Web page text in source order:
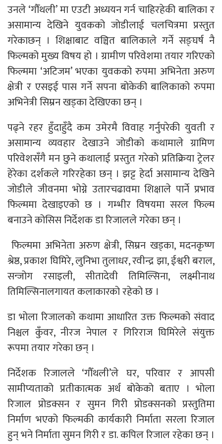
उनले ‘गौँथली’ मा एउटी अध्ययन गर्न चाहिरहेकी बालिका र
असामान्य देखिने युवकको जोडीलाई चलचित्रमा प्रस्तुत
गरेकाछन् । शिक्षाबाट वञ्चित बालिकाले गर्ने सङ्घर्ष नै
फिल्मको मुख्य विषय हो । ग्रामीण परिवेशमा तयार गरिएको
फिल्ममा ‘अटिजम’ भएका युवकको रुपमा अभिनेता अरुण
क्षेत्री र एसइई पास गर्ने सपना बोकेकी बालिकाको रुपमा
अभिनेत्री सिम्रन खड्का देखिएका छन् ।
पढ्ने रहर हुँदाहुँदै कम उमेरमै विवाह गर्नुपरेकी युवती र
असामान्य व्यवहार देखाउने जोडीको कथामाले ग्रामिण
परिवेशसँगै मन छुने कथालाई प्रस्तुत गरेको प्रतिक्रिया ट्रेलर
हेरेका दर्शकले गरिरहेका छन् । झट्ट हेर्दा असामान्य देखिने
जोडीले जीवनमा भोग्ने उतारचढावमा शिक्षाले पार्ने प्रभाव
फिल्ममा देखाइएको छ । गम्भीर विषयमा सरल फिल्म
बनाउने कोसिस निर्देशक डा रिजालले गरेका छन् ।
फिल्ममा अभिनेता अरुण क्षेत्री, सिम्रन खड्का, मदनकृष्ण
श्रेष्ठ, प्रकाश घिमिरे, लुनिभा तुलाधर, रवीन्द्र झा, ईश्वरी बराल,
सन्जोग रसाइली, सीतादेवी तिमिल्सिना, लक्ष्मीनाथ
तिमिल्सिनालगायत कलाकारको रहेको छ ।
डा भोला रिजालको कथामा आधारित उक्त फिल्मको संवाद
निश्चल कुँवर, नीरज नेपाल र गिरिराज घिमिरेले संयुक्त
रूपमा तयार गरेका छन् ।
निर्देशक रिजालले ‘गौँथली’ले घर, परिवार र आपसी
सामीप्यताको प्रतीकात्मक अर्थ बोकेको बताए । भोला
रिजाल प्रोडक्सन र सुमन गिरी प्रोडक्सनको प्रस्तुतिमा
निर्माण भएको फिल्मकी कार्यकारी निर्माता सरला रिजाल
हुन् भने निर्माता सुमन गिरी र डा. कपिल रिजाल रहेका छन् ।